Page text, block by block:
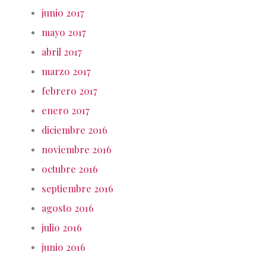
junio 2017
mayo 2017
abril 2017
marzo 2017
febrero 2017
enero 2017
diciembre 2016
noviembre 2016
octubre 2016
septiembre 2016
agosto 2016
julio 2016
junio 2016